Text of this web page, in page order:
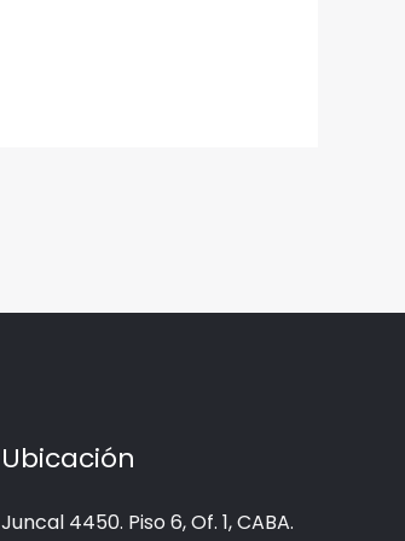
Ubicación
Juncal 4450. Piso 6, Of. 1, CABA.